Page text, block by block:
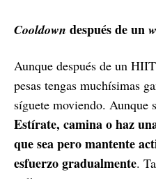
Cooldown después de un
Aunque después de un
pesas tengas muchísimas
síguete moviendo. Aunque
Estírate, camina o haz
que sea pero mantente
esfuerzo gradualmente.